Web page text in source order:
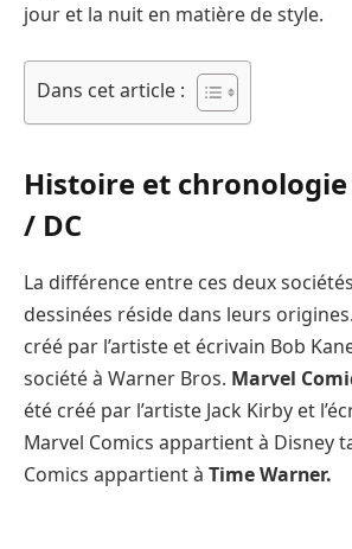
jour et la nuit en matière de style.
Dans cet article :
Histoire et
/ DC
La différence entre ces deux
dessinées réside dans leurs origines.
créé par l’artiste et écrivain Bob
société à Warner Bros. Marvel
été créé par l’artiste Jack Kirby et
Marvel Comics appartient à Disney
Comics appartient à Time Warner.